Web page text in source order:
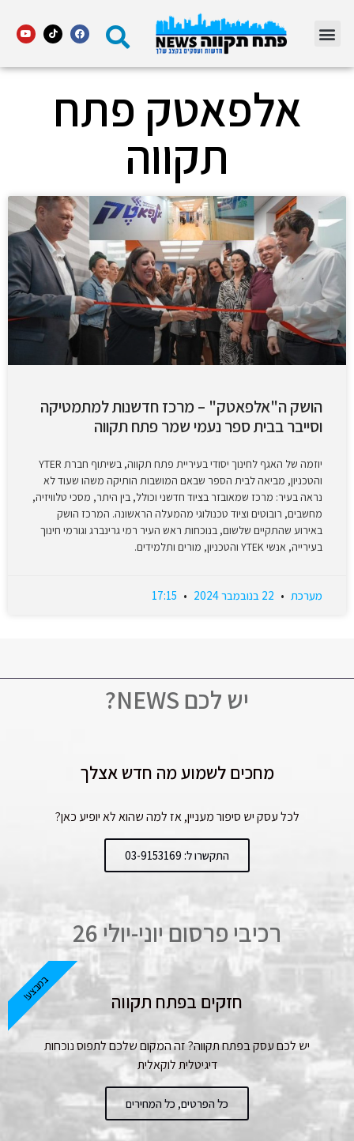
אלפאטק פתח
תקווה
הושק ה"אלפאטק" – מרכז חדשנות למתמטיקה
וסייבר בבית ספר נעמי שמר פתח תקווה
יוזמה של האגף לחינוך יסודי בעיריית פתח תקווה, בשיתוף חברת YTER
והטכניון, מביאה לבית הספר שבאם המושבות הותיקה משהו שעוד לא
נראה בעיר: מרכז שמאובזר בציוד חדשני וכולל, בין היתר, מסכי טלוויזיה,
מחשבים, רובוטים וציוד טכנולוגי מהמעלה הראשונה. המרכז הושק
באירוע שהתקיים שלשום, בנוכחות ראש העיר רמי גרינברג וגורמי חינוך
בעירייה, אנשי YTEK והטכניון, מורים ותלמידים.
מערכת
יש לכם NEWS?
מחכים לשמוע מה חדש אצלך
לכל עסק יש סיפור מעניין, אז למה שהוא לא יופיע כאן?
התקשרו ל: 03-9153169
רכיבי פרסום יוני-יולי 26
חזקים בפתח תקווה
יש לכם עסק בפתח תקווה? זה המקום שלכם לתפוס נוכחות
דיגיטלית לוקאלית
כל הפרטים, כל המחירים
במבצע!